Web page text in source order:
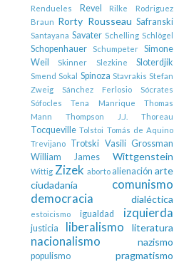
Rendueles
Revel Rilke
Rodriguez
Braun Rorty Rousseau Safranski
Santayana Savater Schelling Schlögel
Schopenhauer Schumpeter
Simone
Weil
Skinner Slezkine Sloterdjik
Smend Sokal Spinoza Stavrakis Stefan
Zweig
Sánchez Ferlosio
Sócrates
Sófocles
Tena Manrique
Thomas
Mann
Thompson J.J. Thoreau
Tocqueville Tolstoi Tomás de Aquino
Trevijano
Trotski Vasili Grossman
William James
Wittgenstein
Wittig Zizek aborto alienación arte
ciudadanía
comunismo
democracia
dialéctica
estoicismo igualdad izquierda
justicia liberalismo literatura
nacionalismo nazismo
populismo
pragmatismo